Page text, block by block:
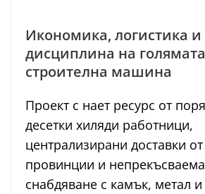
Икономика, логистика и
дисциплина на голямата
строителна машина
Проект с нает ресурс от
десетки хиляди работници,
централизирани доставки
провинции и
снабдяване с камък, метал